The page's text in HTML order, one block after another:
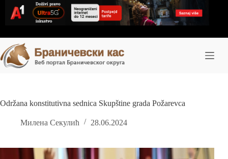
content
Održana konstitutivna sednica Skupštine grada Požarevca
Милена Секулић 28.06.2024